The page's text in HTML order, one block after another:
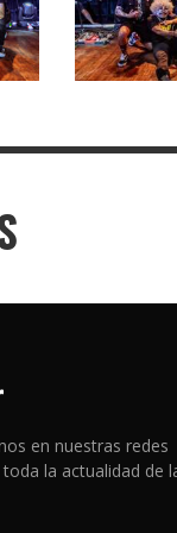
en nuestras redes
la actualidad de